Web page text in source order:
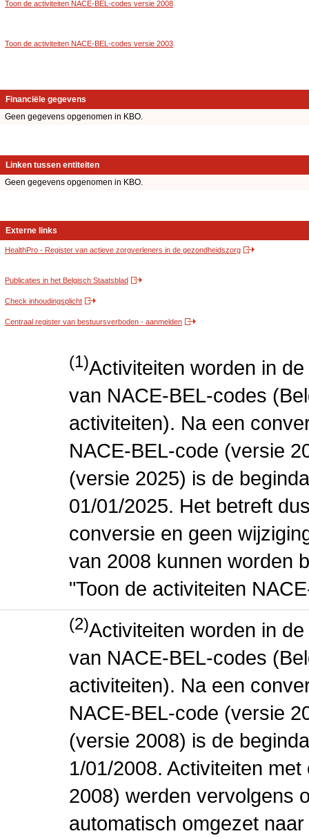
Toon de activiteiten NACE-BEL-codes versie 2008
Toon de activiteiten NACE-BEL-codes versie 2003
Financiële gegevens
Geen gegevens opgenomen in KBO.
Linken tussen entiteiten
Geen gegevens opgenomen in KBO.
Externe links
HealthPro - Register van actieve zorgverleners in de gezondheidszorg
Publicaties in het Belgisch Staatsblad
Check inhoudingsplicht
Centraal register van bestuursverboden - aanmelden
(1)Activiteiten worden in
van NACE-BEL-codes
activiteiten). Na een
NACE-BEL-code (versie
(versie 2025) is de
01/01/2025. Het betreft
conversie en geen
van 2008 kunnen worden
"Toon de activiteiten
(2)Activiteiten worden in
van NACE-BEL-codes
activiteiten). Na een
NACE-BEL-code (versie
(versie 2008) is de
1/01/2008. Activiteiten
2008) werden vervolgens
automatisch omgezet